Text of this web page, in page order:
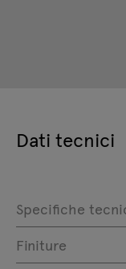
Dati tecnici
Specifiche
Finiture